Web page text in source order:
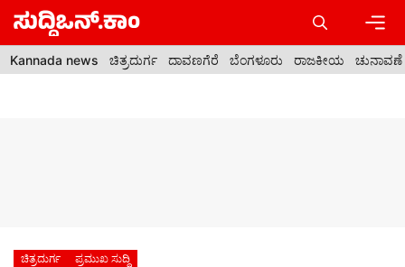
Skip
content
Kannada news ಚಿತ್ರದುರ್ಗ ದಾವಣಗೆರೆ ಬೆಂಗಳೂರು ರಾಜಕೀಯ ಚುನಾವಣೆ
ಚಿತ್ರದುರ್ಗ ಪ್ರಮುಖ ಸುದ್ದಿ